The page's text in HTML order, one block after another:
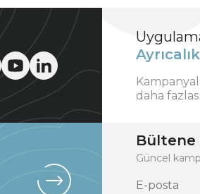
daha
Bültene
Güncel